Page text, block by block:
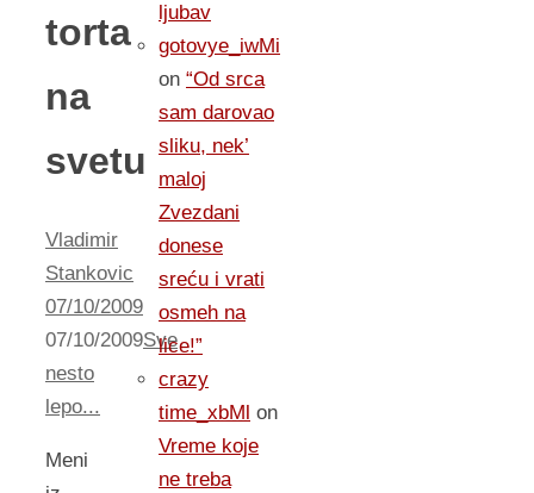
torta
na
svetu
Vladimir
Stankovic
07/10/2009
07/10/2009Sve
nesto
lepo...
Meni
ljubav
gotovye_iwMi
on “Od srca
sam darovao
sliku, nek’
maloj
Zvezdani
donese
sreću i vrati
osmeh na
lice!”
crazy
time_xbMl on
Vreme koje
ne treba